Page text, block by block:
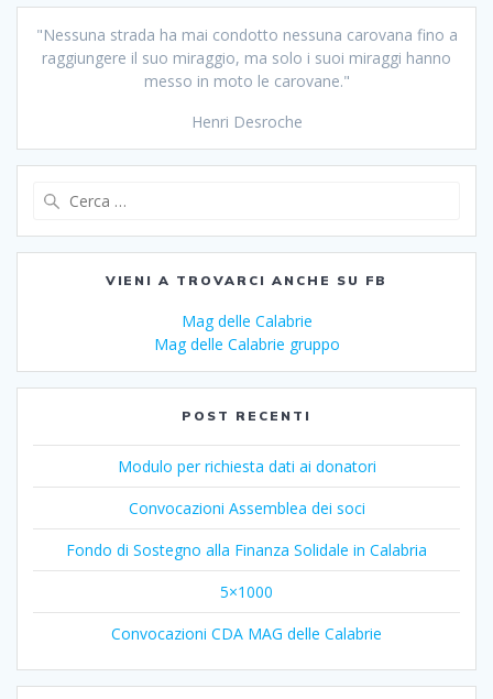
"Nessuna strada ha mai condotto nessuna carovana fino a
raggiungere il suo miraggio, ma solo i suoi miraggi hanno
messo in moto le carovane."
Henri Desroche
VIENI A TROVARCI ANCHE SU FB
Mag delle Calabrie
Mag delle Calabrie gruppo
POST RECENTI
Modulo per richiesta dati ai donatori
Convocazioni Assemblea dei soci
Fondo di Sostegno alla Finanza Solidale in Calabria
5×1000
Convocazioni CDA MAG delle Calabrie